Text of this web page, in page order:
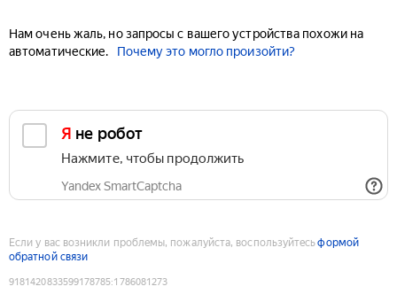
Нам очень жаль, но запросы с вашего устройства похожи на
автоматические.
Почему это могло произойти?
Я не робот
Нажмите, чтобы продолжить
Yandex SmartCaptcha
Если у вас возникли проблемы, пожалуйста, воспользуйтесьформой
обратной связи
9181420833599178785:1786081273